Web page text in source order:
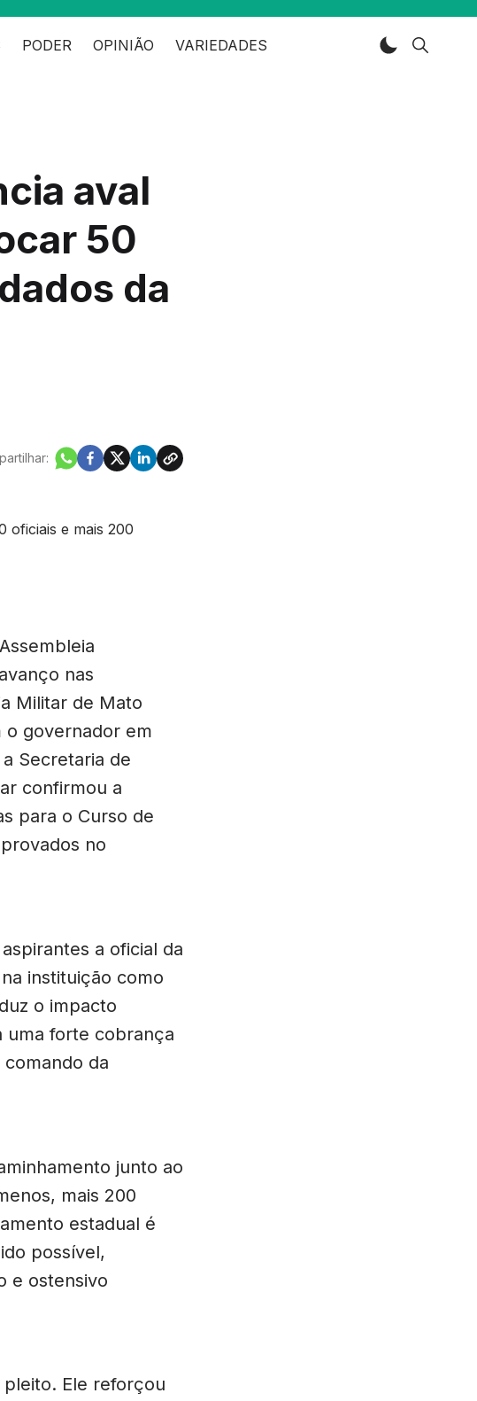
PODER OPINIÃO VARIEDADES
aval
50
da
nas
Militar de Mato
o governador em
Secretaria de
confirmou a
para o Curso de
no
a oficial da
instituição como
o impacto
uma forte cobrança
da
junto ao
mais 200
estadual é
possível,
e ostensivo
pleito. Ele reforçou